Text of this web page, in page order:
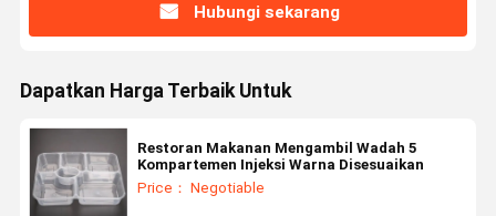
Hubungi sekarang
Dapatkan Harga Terbaik Untuk
Restoran Makanan Mengambil Wadah 5
Kompartemen Injeksi Warna Disesuaikan
Price： Negotiable